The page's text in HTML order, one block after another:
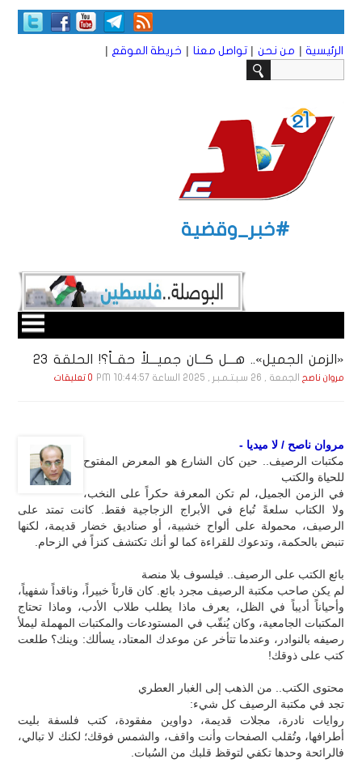
الرئيسية | من نحن | تواصل معنا | خريطة الموقع |
#خبر_وقضية
«الزمن الجميل».. هـــل كـــان جميـــلاً حقــاً؟! الحلقة 23
مروان ناصح الجمعة , 26 سـبـتـمـبـر , 2025 الساعة 10:44:57 PM 0 تعليقات
مروان ناصح / لا ميديا -
مكتبات الرصيف.. حين كان الشارع هو المعرض المفتوح
للحياة والكتب
في الزمن الجميل، لم تكن المعرفة حكراً على النخب،
ولا الكتاب سلعةً تُباع في الأبراج الزجاجية فقط. كانت تمتد على
الرصيف، محمولة على ألواح خشبية، أو صناديق خضار قديمة، لكنها
تنبض بالحكمة، وتدعوك للقراءة كما لو أنك تكتشف كنزاً في الزحام.
بائع الكتب على الرصيف.. فيلسوف بلا منصة
لم يكن صاحب مكتبة الرصيف مجرد بائع. كان قارئاً خبيراً، وناقداً شفهياً،
وأحياناً أديباً في الظل، يعرف ماذا يطلب طلاب الأدب، وماذا تحتاج
المكتبات الجامعية، وكان يُنقّب في المستودعات والمكتبات المهملة ليملأ
رصيفه بالنوادر، وعندما تتأخر عن موعدك المعتاد، يسألك: وينك؟ طلعت
كتب على ذوقك!
محتوى الكتب.. من الذهب إلى الغبار العطري
تجد في مكتبة الرصيف كل شيء:
روايات نادرة، مجلات قديمة، دواوين مفقودة، كتب فلسفة بليت
أطرافها، وتُقلب الصفحات وأنت واقف، والشمس فوقك؛ لكنك لا تبالي،
فالرائحة وحدها تكفي لتوقظ قلبك من السُبات.